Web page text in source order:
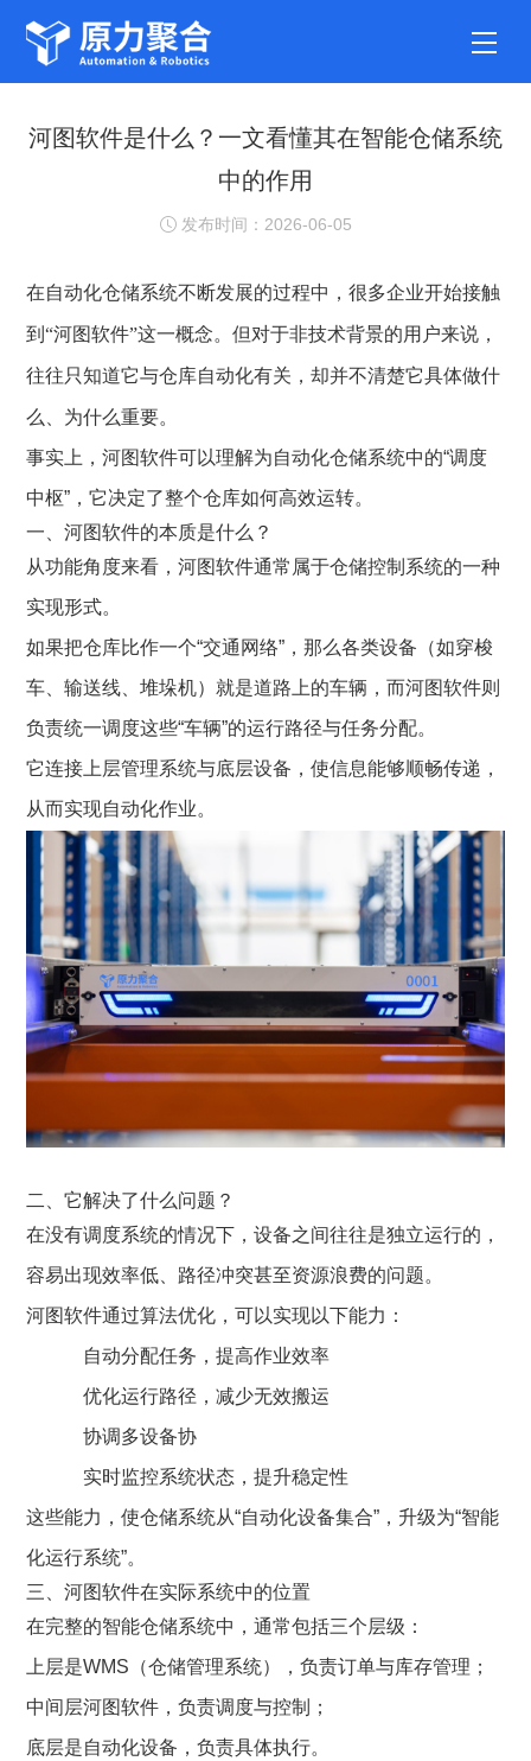
河图软件是什么？一文看懂其在智能仓储系统
中的作用
发布时间：2026-06-05
在自动化仓储系统不断发展的过程中，很多企业开始接触
到“河图软件”这一概念。但对于非技术背景的用户来说，
往往只知道它与仓库自动化有关，却并不清楚它具体做什
么、为什么重要。
事实上，河图软件可以理解为自动化仓储系统中的“调度
中枢”，它决定了整个仓库如何高效运转。
一、河图软件的本质是什么？
从功能角度来看，河图软件通常属于仓储控制系统的一种
实现形式。
如果把仓库比作一个“交通网络”，那么各类设备（如穿梭
车、输送线、堆垛机）就是道路上的车辆，而河图软件则
负责统一调度这些“车辆”的运行路径与任务分配。
它连接上层管理系统与底层设备，使信息能够顺畅传递，
从而实现自动化作业。
二、它解决了什么问题？
在没有调度系统的情况下，设备之间往往是独立运行的，
容易出现效率低、路径冲突甚至资源浪费的问题。
河图软件通过算法优化，可以实现以下能力：
自动分配任务，提高作业效率
优化运行路径，减少无效搬运
协调多设备协
实时监控系统状态，提升稳定性
这些能力，使仓储系统从“自动化设备集合”，升级为“智能
化运行系统”。
三、河图软件在实际系统中的位置
在完整的智能仓储系统中，通常包括三个层级：
上层是WMS（仓储管理系统），负责订单与库存管理；
中间层河图软件，负责调度与控制；
底层是自动化设备，负责具体执行。